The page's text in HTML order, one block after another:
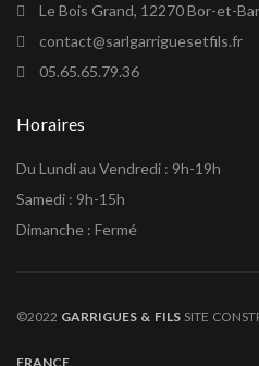
Le Bois Grand, 12270 Bor-et-Bar
contact@sarlgarriguesetfils.fr
05.65.65.79.36
Horaires
Du Lundi au Vendredi : 9h-19h
Samedi : 9h-15h
Dimanche : Fermé
©2022 GARRIGUES & FILSSITE
FRANCE